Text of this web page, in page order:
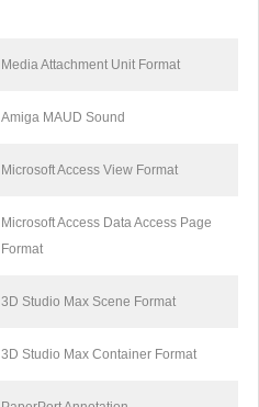
Media Attachment Unit Format
Amiga MAUD Sound
Microsoft Access View Format
Microsoft Access Data Access Page
Format
3D Studio Max Scene Format
3D Studio Max Container Format